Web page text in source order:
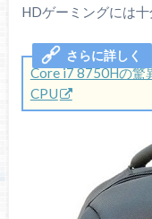
HDゲーミングには十
Core i7 8750Hの驚
CPU